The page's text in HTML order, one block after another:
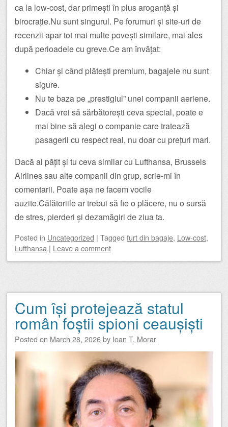
ca la low-cost, dar primești în plus aroganță și
birocrație.Nu sunt singurul. Pe forumuri și site-uri de
recenzii apar tot mai multe povești similare, mai ales
după perioadele cu greve.Ce am învățat:
Chiar și când plătești premium, bagajele nu sunt
sigure.
Nu te baza pe „prestigiul” unei companii aeriene.
Dacă vrei să sărbătorești ceva special, poate e
mai bine să alegi o companie care tratează
pasagerii cu respect real, nu doar cu prețuri mari.
Dacă ai pățit și tu ceva similar cu Lufthansa, Brussels
Airlines sau alte companii din grup, scrie-mi în
comentarii. Poate așa ne facem vocile
auzite.Călătoriile ar trebui să fie o plăcere, nu o sursă
de stres, pierderi și dezamăgiri de ziua ta.
Posted in Uncategorized | Tagged furt din bagaje, Low-cost,
Lufthansa | Leave a comment
Cum își protejează statul
român foștii spioni ceaușiști
Posted on March 28, 2026by Ioan T. Morar